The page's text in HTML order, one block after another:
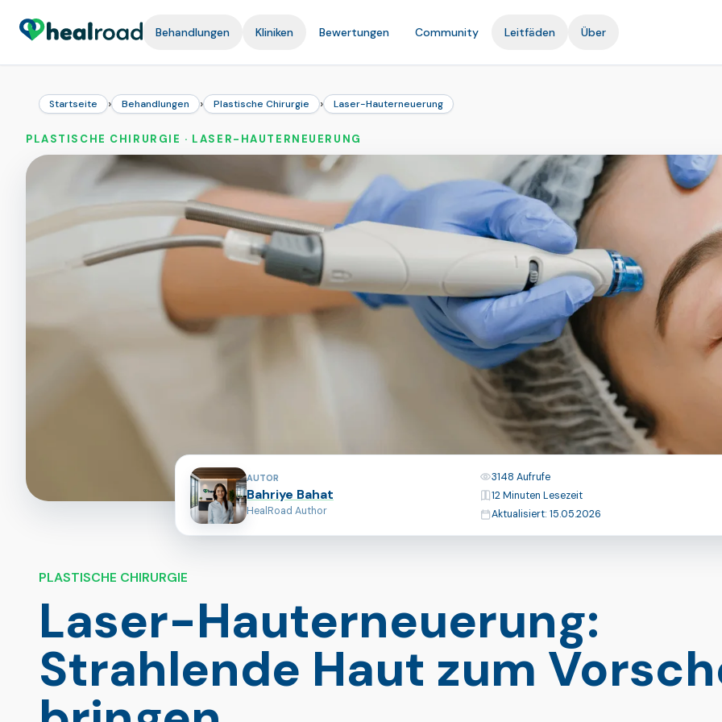
Behandlungen Kliniken Bewertungen Community Leitfäden Über
Startseite › Behandlungen › Plastische Chirurgie › Laser-Hauterneuerung
PLASTISCHE CHIRURGIE · LASER-HAUTERNEUERUNG
PLASTISCHE CHIRURGIE
Laser-Hauterneuerung:
Strahlende Haut zum
Mitwirkende an dieser Seite
AUTOR
Bahriye Bahat
HealRoad Author
Aufrufe
3148 Aufrufe
Lesezeit
12 Minuten Lesezeit
Zuletzt aktualisiert
Aktualisiert: 15.05.2026